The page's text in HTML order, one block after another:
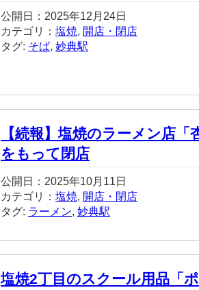
公開日：2025年12月24日
カテゴリ： 塩焼, 開店・閉店
タグ: そば, 妙典駅
【続報】塩焼のラーメン店「
をもって閉店
公開日：2025年10月11日
カテゴリ： 塩焼, 開店・閉店
タグ: ラーメン, 妙典駅
塩焼2丁目のスクール用品「